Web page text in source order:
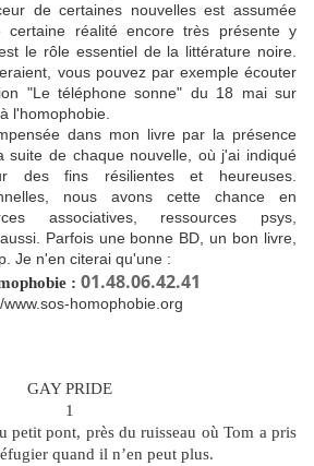
de certaines nouvelles est assumée
certaine réalité encore très présente y
le rôle essentiel de la littérature noire.
vous pouvez par exemple écouter
"Le téléphone sonne" du 18 mai sur
l'homophobie.
dans mon livre par la présence
suite de chaque nouvelle, où j'ai indiqué
des fins résilientes et heureuses.
nous avons cette chance en
associatives, ressources psys,
Parfois une bonne BD, un bon livre,
Je n'en citerai qu'une :
: 01.48.06.42.41
www.sos-homophobie.org
GAY PRIDE
1
petit pont, près du ruisseau où Tom a pris
quand il n’en peut plus.